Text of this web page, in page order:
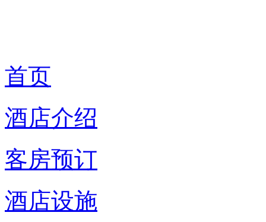
首页
酒店介绍
客房预订
酒店设施